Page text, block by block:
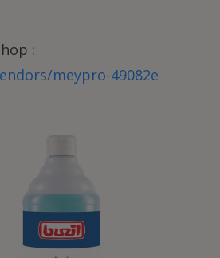
:
meypro-49082e
1 l Buz®